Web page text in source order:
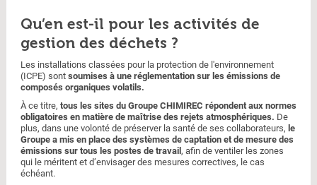
Qu’en est-il pour les activités de
gestion des déchets ?
Les installations classées pour la protection de l'environnement
(ICPE) sontsoumises à une réglementation sur les émissions de
composés organiques volatils.
À ce titre, tous les sites du Groupe CHIMIREC répondent aux normes
obligatoires en matière de maîtrise des rejets atmosphériques. De
plus, dans une volonté de préserver la santé de ses collaborateurs, le
Groupe a mis en place des systèmes de captation et de mesure des
émissions sur tous les postes de travail , afin de ventiler les zones
qui le méritent et d’envisager des mesures correctives, le cas
échéant.